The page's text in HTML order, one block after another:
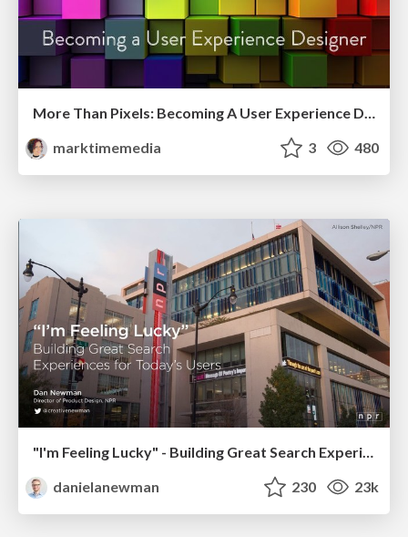
marktimemedia
3 480
"I'm Feeling Lucky" - Building Great Search Experiences for Today's Users (#IAC19)
danielanewman
230 23k